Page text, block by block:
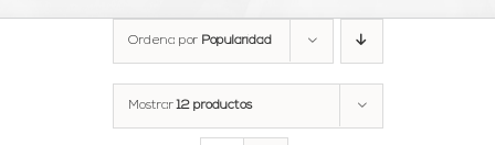
Ordena por Popularidad
Mostrar12 productos